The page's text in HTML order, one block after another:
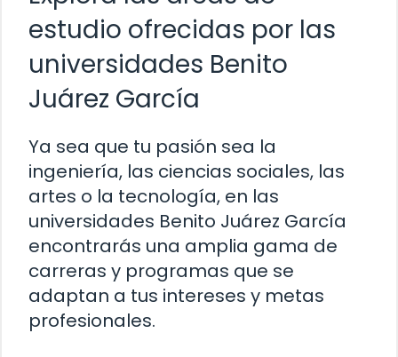
estudio ofrecidas por las
universidades Benito
Juárez García
Ya sea que tu pasión sea la
ingeniería, las ciencias sociales, las
artes o la tecnología, en las
universidades Benito Juárez García
encontrarás una amplia gama de
carreras y programas que se
adaptan a tus intereses y metas
profesionales.